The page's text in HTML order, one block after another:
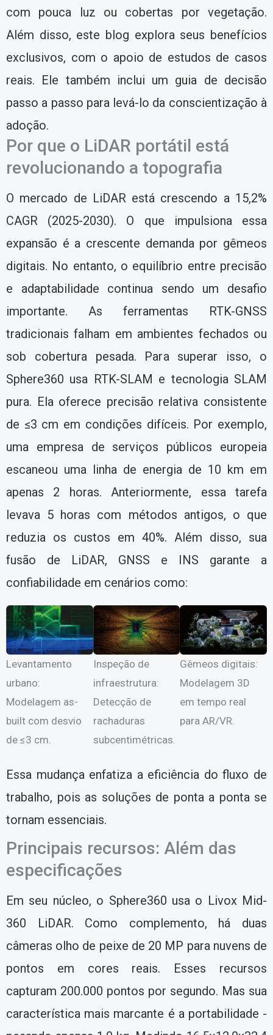
com pouca luz ou cobertas por vegetação.
Além disso, este blog explora seus benefícios
exclusivos, com o apoio de estudos de casos
reais. Ele também inclui um guia de decisão
passo a passo para levá-lo da conscientização à
adoção.
Por que o LiDAR portátil está
revolucionando a topografia
O mercado de LiDAR está crescendo a 15,2%
CAGR (2025-2030). O que impulsiona essa
expansão é a crescente demanda por gêmeos
digitais. No entanto, o equilíbrio entre precisão
e adaptabilidade continua sendo um desafio
importante. As ferramentas RTK-GNSS
tradicionais falham em ambientes fechados ou
sob cobertura pesada. Para superar isso, o
Sphere360 usa RTK-SLAM e tecnologia SLAM
pura. Ela oferece precisão relativa consistente
de ≤3 cm em condições difíceis. Por exemplo,
uma empresa de serviços públicos europeia
escaneou uma linha de energia de 10 km em
apenas 2 horas. Anteriormente, essa tarefa
levava 5 horas com métodos antigos, o que
reduzia os custos em 40%. Além disso, sua
fusão de LiDAR, GNSS e INS garante a
confiabilidade em cenários como:
Levantamento
urbano:
Modelagem as-
built com desvio
de ≤3 cm.
Inspeção de
infraestrutura:
Detecção de
rachaduras
subcentimétricas.
Gêmeos digitais:
Modelagem 3D
em tempo real
para AR/VR.
Essa mudança enfatiza a eficiência do fluxo de
trabalho, pois as soluções de ponta a ponta se
tornam essenciais.
Principais recursos: Além das
especificações
Em seu núcleo, o Sphere360 usa o Livox Mid-
360 LiDAR. Como complemento, há duas
câmeras olho de peixe de 20 MP para nuvens de
pontos em cores reais. Esses recursos
capturam 200.000 pontos por segundo. Mas sua
característica mais marcante é a portabilidade -